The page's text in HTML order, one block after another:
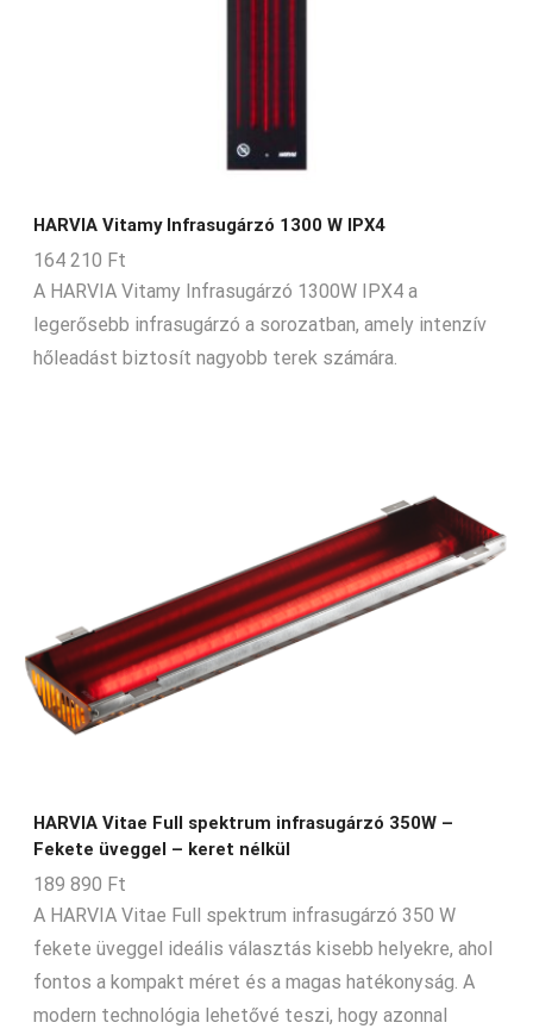
HARVIA Vitamy Infrasugárzó 1300 W IPX4
164 210 Ft
A HARVIA Vitamy Infrasugárzó 1300W IPX4 a
legerősebb infrasugárzó a sorozatban, amely intenzív
hőleadást biztosít nagyobb terek számára.
HARVIA Vitae Full spektrum infrasugárzó 350W –
Fekete üveggel – keret nélkül
189 890 Ft
A HARVIA Vitae Full spektrum infrasugárzó 350 W
fekete üveggel ideális választás kisebb helyekre, ahol
fontos a kompakt méret és a magas hatékonyság. A
modern technológia lehetővé teszi, hogy azonnal